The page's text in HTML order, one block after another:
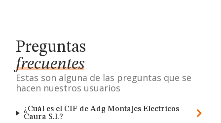
Preguntas
frecuentes
Estas son alguna de las preguntas que se
hacen nuestros usuarios
¿Cuál es el CIF de Adg Montajes Electricos
Caura S.l.?